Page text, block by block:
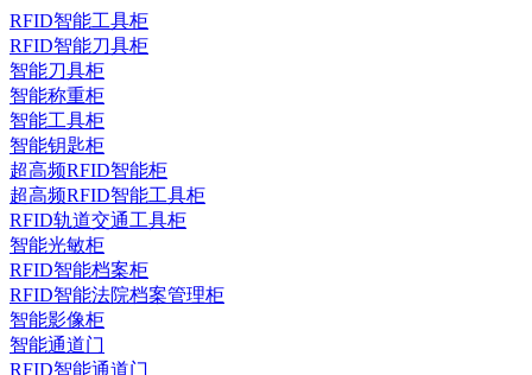
RFID智能工具柜
RFID智能刀具柜
智能刀具柜
智能称重柜
智能工具柜
智能钥匙柜
超高频RFID智能柜
超高频RFID智能工具柜
RFID轨道交通工具柜
智能光敏柜
RFID智能档案柜
RFID智能法院档案管理柜
智能影像柜
智能通道门
RFID智能通道门